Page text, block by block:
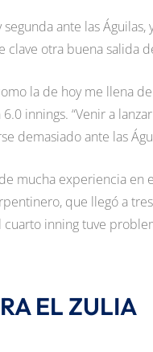
ante las
otra buena salida
la de hoy me llena
innings. “Venir a
demasiado ante las
mucha experiencia en
que llegó a
inning tuve
EL ZULIA